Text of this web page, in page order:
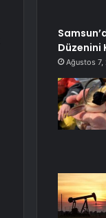
Düzenini
Ağustos 7,